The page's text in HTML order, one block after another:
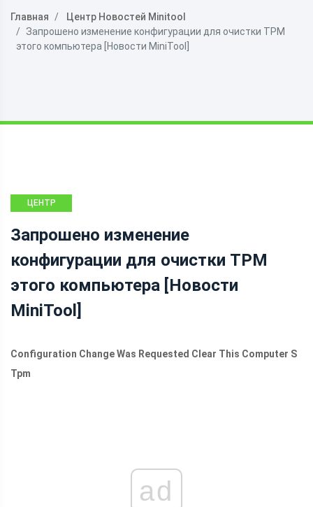
Главная
Центр Новостей Minitool
Запрошено изменение конфигурации для очистки TPM
этого компьютера [Новости MiniTool]
ЦЕНТР
MINITOOL
Запрошено изменение
конфигурации для очистки TPM
этого компьютера [Новости
MiniTool]
Configuration Change Was Requested Clear This Computer S
Tpm
ad